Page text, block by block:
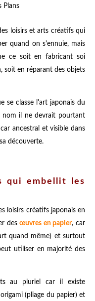
Plans
loisirs et arts créatifs qui
quand on s'ennuie, mais
ce soit en fabricant soi
soit en réparant des objets
se classe l'art japonais du
nom il ne devrait pourtant
ancestral et visible dans
découverte.
qui embellit les
loisirs créatifs japonais en
des œuvres en papier, car
quand même) et surtout
utiliser en majorité des
au pluriel car il existe
(pliage du papier) et